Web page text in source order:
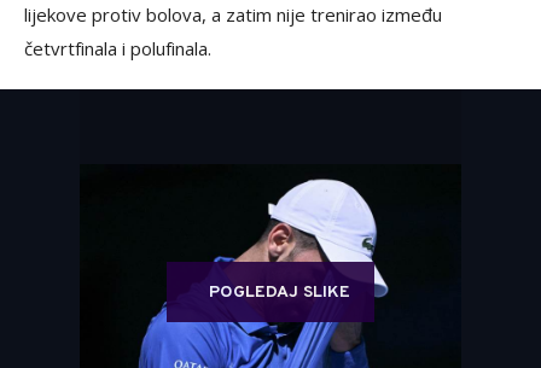
lijekove protiv bolova, a zatim nije trenirao između
četvrtfinala i polufinala.
POGLEDAJ SLIKE